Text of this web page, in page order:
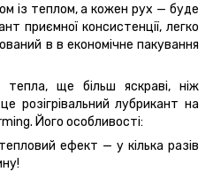
із теплом, а кожен рух — буде
приємної консистенції, легко
в в економічне пакування
тепла, ще більш яскраві, ніж
розігрівальний лубрикант на
Його особливості:
ефект — у кілька разів